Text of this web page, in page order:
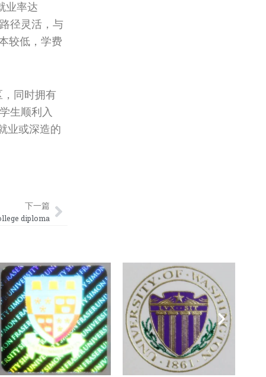
业率达
径灵活，与
较低，学费
同时拥有
生顺利入
业或深造的
下一篇
diploma